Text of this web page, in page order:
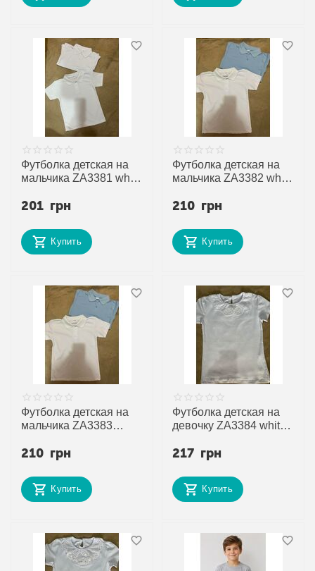
Футболка детская на
мальчика ZA3381 white
оптом от прямого
201 грн
Купить
Футболка детская на
мальчика ZA3382 white
недорого оптом от
210 грн
Купить
Футболка детская на
мальчика ZA3383
недорого оптом от
210 грн
Купить
Футболка детская на
девочку ZA3384 white
оптом от прямого
217 грн
Купить